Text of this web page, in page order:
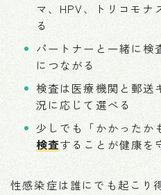
マ、HPV、トリコモナ
る
パートナーと一緒に検
につながる
検査は医療機関と郵送
況に応じて選べる
少しでも「かかったか
検査することが健康を
性感染症は誰にでも起こり